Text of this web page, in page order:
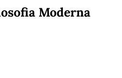
Moderna